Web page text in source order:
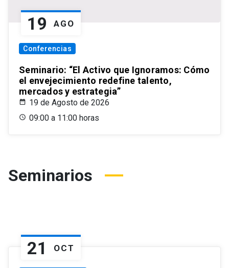
19 AGO
Conferencias
Seminario: “El Activo que Ignoramos: Cómo
el envejecimiento redefine talento,
mercados y estrategia”
19 de Agosto de 2026
09:00 a 11:00 horas
Seminarios
21 OCT